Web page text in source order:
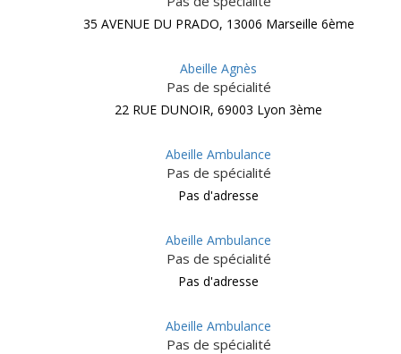
35 AVENUE DU PRADO, 13006 Marseille 6ème
Abeille Agnès
Pas de spécialité
22 RUE DUNOIR, 69003 Lyon 3ème
Abeille Ambulance
Pas de spécialité
Pas d'adresse
Abeille Ambulance
Pas de spécialité
Pas d'adresse
Abeille Ambulance
Pas de spécialité